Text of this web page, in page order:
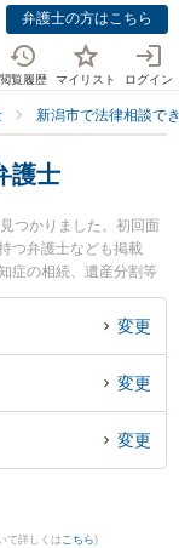
弁護士の方はこちら
閲覧履歴 マイリスト ログイン
新潟市で法律相談で
護士
つかりました。初回面
つ弁護士なども掲載
症の相続、遺産分割等
護士法人リーガル・パ
新総合法律事務所の細
護士に相談したい』
検索したい』『初回相
護士に相談予約した
変更
変更
変更
て詳しくはこちら)